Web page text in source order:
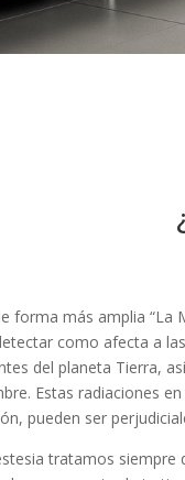
forma más amplia “La
como afecta a
del planeta Tierra,
Estas radiaciones
pueden ser
tratamos siempre